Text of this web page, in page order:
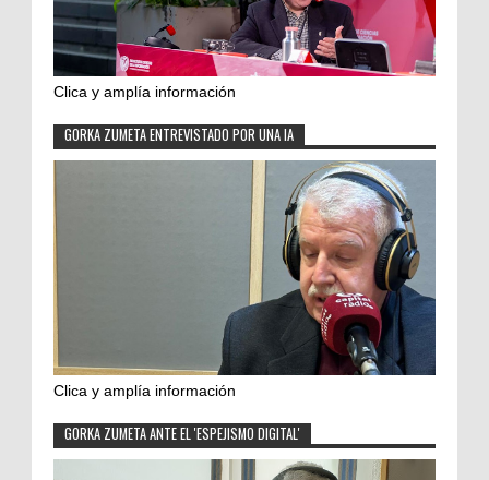
Clica y amplía información
GORKA ZUMETA ENTREVISTADO POR UNA IA
Clica y amplía información
GORKA ZUMETA ANTE EL 'ESPEJISMO DIGITAL'